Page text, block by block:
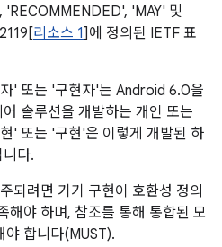
'MAY' 및
리소스 1]에 정의된 IETF 표
' 또는 '구현자'는 Android 6.0을
솔루션을 개발하는 개인 또는
' 또는 '구현'은 이렇게 개발된 하
다.
되려면 기기 구현이 호환성 정의
해야 하며, 참조를 통해 통합된 모
야 합니다(MUST).